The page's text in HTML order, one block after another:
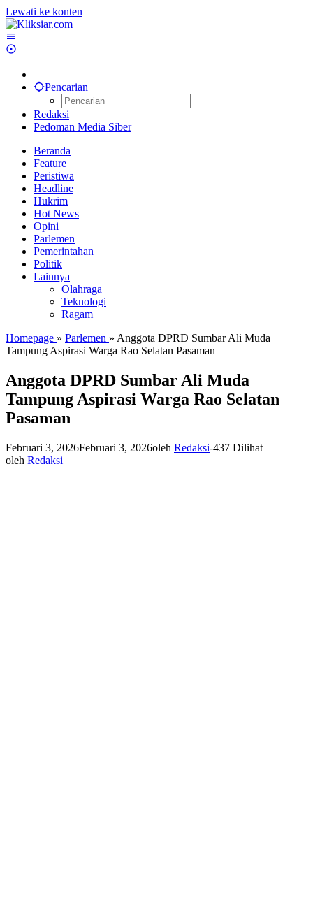
Lewati ke konten
Pencarian
Redaksi
Pedoman Media Siber
Beranda
Feature
Peristiwa
Headline
Hukrim
Hot News
Opini
Parlemen
Pemerintahan
Politik
Lainnya
Olahraga
Teknologi
Ragam
Homepage » Parlemen » Anggota DPRD Sumbar Ali Muda
Tampung Aspirasi Warga Rao Selatan Pasaman
Anggota DPRD Sumbar Ali Muda
Tampung Aspirasi Warga Rao Selatan
Pasaman
Februari 3, 2026Februari 3, 2026oleh Redaksi-437 Dilihat
oleh Redaksi